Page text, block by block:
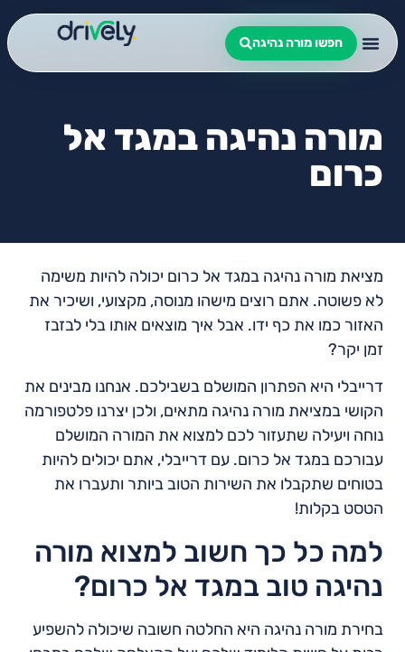
חפשו מורה נהיגה
מורה נהיגה במגד אל
כרום
מציאת מורה נהיגה במגד אל כרום יכולה להיות משימה
לא פשוטה. אתם רוצים מישהו מנוסה, מקצועי, ושיכיר את
האזור כמו את כף ידו. אבל איך מוצאים אותו בלי לבזבז
זמן יקר?
דרייבלי היא הפתרון המושלם בשבילכם. אנחנו מבינים את
הקושי במציאת מורה נהיגה מתאים, ולכן יצרנו פלטפורמה
נוחה ויעילה שתעזור לכם למצוא את המורה המושלם
עבורכם במגד אל כרום. עם דרייבלי, אתם יכולים להיות
בטוחים שתקבלו את השירות הטוב ביותר ותעברו את
הטסט בקלות!
למה כל כך חשוב למצוא מורה
נהיגה טוב במגד אל כרום?
בחירת מורה נהיגה היא החלטה חשובה שיכולה להשפיע